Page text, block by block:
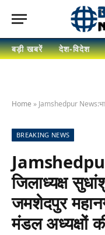
बड़ी खबरें देश-विदेश
Home » Jamshedpur News:भाजपा जिलाध्यक्ष
BREAKING NEWS
जिलाध्यक्ष
जमशेदपुर
मंडल अध्यक्षों